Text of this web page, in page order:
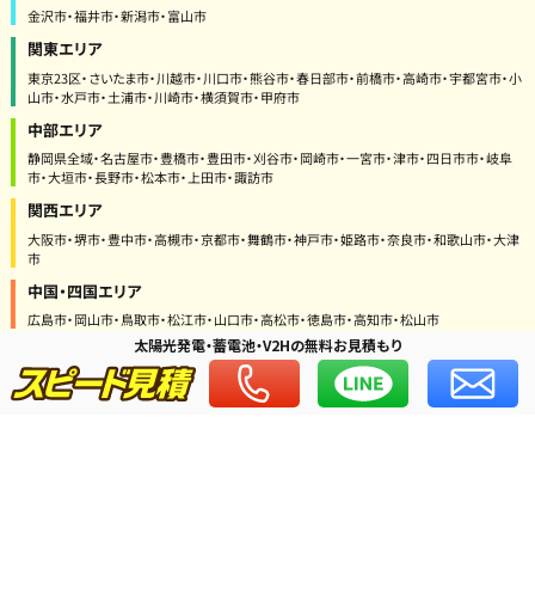
金沢市・福井市・新潟市・富山市
関東エリア
東京23区・さいたま市・川越市・川口市・熊谷市・春日部市・前橋市・高崎市・宇都宮市・小
山市・水戸市・土浦市・川崎市・横須賀市・甲府市
中部エリア
静岡県全域・名古屋市・豊橋市・豊田市・刈谷市・岡崎市・一宮市・津市・四日市市・岐阜
市・大垣市・長野市・松本市・上田市・諏訪市
関西エリア
大阪市・堺市・豊中市・高槻市・京都市・舞鶴市・神戸市・姫路市・奈良市・和歌山市・大津
市
中国・四国エリア
広島市・岡山市・鳥取市・松江市・山口市・高松市・徳島市・高知市・松山市
福岡市・北九州市・佐賀市・長崎市・大分市・熊本市・宮崎市・鹿児島市
※ 北海道・沖縄・離島の方はお問い合わせください。
太陽光発電・蓄電池・V2Hの無料お見積もり